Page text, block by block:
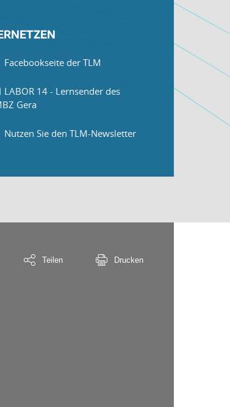
Facebookseite der TLM
LABOR 14 - Lernsender des
Gera
Nutzen Sie den TLM-Newsletter
Teilen Drucken